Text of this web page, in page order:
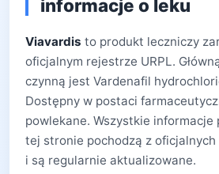
informacje o leku
Viavardis to produkt leczniczy
oficjalnym rejestrze URPL.
czynną jest Vardenafil
Dostępny w postaci
powlekane. Wszystkie informacje
tej stronie pochodzą z oficjalnych
i są regularnie aktualizowane.